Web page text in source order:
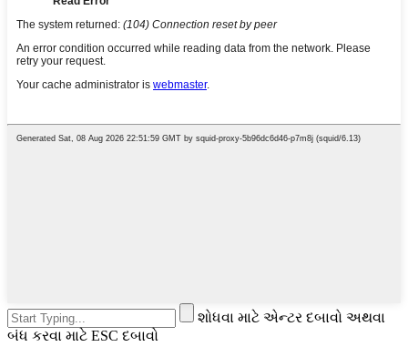
શોધવા માટે એન્ટર દબાવો અથવા
બંધ કરવા માટે ESC દબાવો